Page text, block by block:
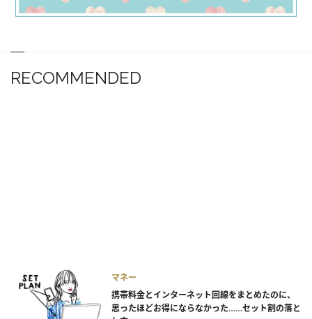
RECOMMENDED
マネー
携帯料金とインターネット回線をまとめたのに、
思ったほどお得にならなかった……セット割の落と